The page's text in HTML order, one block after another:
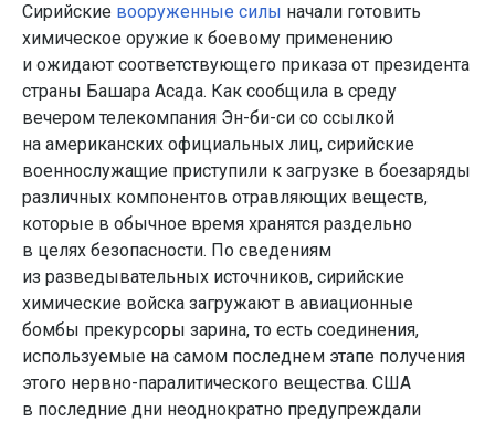
Сирийские вооруженные силы начали готовить
химическое оружие к боевому применению
и ожидают соответствующего приказа от президента
страны Башара Асада. Как сообщила в среду
вечером телекомпания Эн-би-си со ссылкой
на американских официальных лиц, сирийские
военнослужащие приступили к загрузке в боезаряды
различных компонентов отравляющих веществ,
которые в обычное время хранятся раздельно
в целях безопасности. По сведениям
из разведывательных источников, сирийские
химические войска загружают в авиационные
бомбы прекурсоры зарина, то есть соединения,
используемые на самом последнем этапе получения
этого нервно-паралитического вещества. США
в последние дни неоднократно предупреждали